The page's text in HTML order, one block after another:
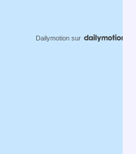
Dailymotion sur